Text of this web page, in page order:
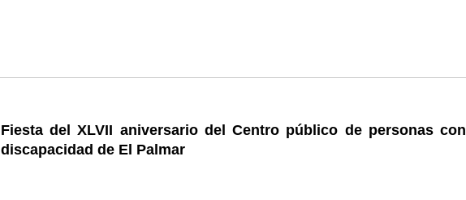
Fiesta del XLVII aniversario del Centro público de personas con
discapacidad de El Palmar